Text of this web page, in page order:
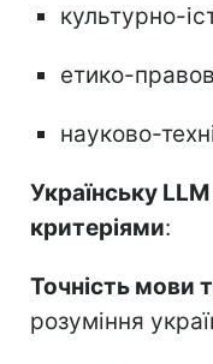
культурно-
етико-
науково-
Українську
критеріями:
Точність мови
розуміння